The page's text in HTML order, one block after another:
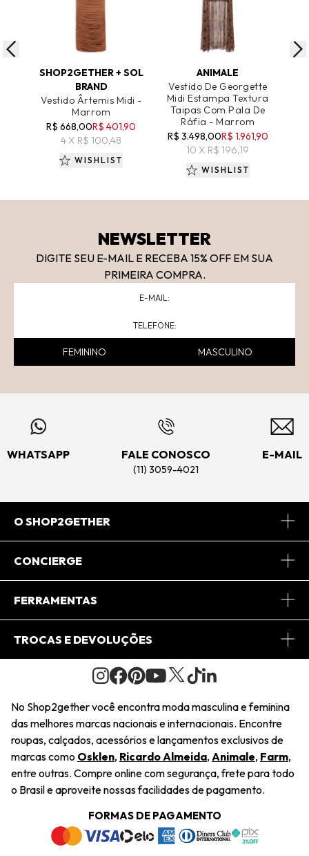
ADICIONAR AO CARRINHO
SHOP2GETHER + SOL
BRAND
Vestido Ârtemis Midi -
Marrom
R$ 668,00R$ 401,90
4 X R$ 100,48
WISHLIST
ADICIONAR AO CARRINHO
ANIMALE
Vestido De Georgette
Midi Estampa Textura
Taipas Com Pala De
Ráfia - Marrom
R$ 3.498,00R$ 1.961,90
10 X R$ 196,19
WISHLIST
NEWSLETTER
DIGITE SEU E-MAIL E RECEBA 15% OFF EM SUA
PRIMEIRA COMPRA.
FEMININO MASCULINO
WHATSAPP FALE CONOSCO
(11) 3059-4021
E-MAIL
O SHOP2GETHER
Sobre Nós
Journal
Saiu na Mídia
Sustentabilidade
Navegando
Termos e Condições
CONCIERGE
Central de Relacionamento
Regulamento e Promoções
FERRAMENTAS
Minha Conta
Pedido de Presente
Wishlist
TROCAS E DEVOLUÇÕES
Condições Gerais
Troca Fácil
Restituição de Pagamento
Dúvidas Frequentes
Termos e Condições
Política de Privacidade
No Shop2gether você encontra moda masculina e feminina
das melhores marcas nacionais e internacionais. Encontre
roupas, calçados, acessórios e lançamentos exclusivos de
marcas como Osklen, Ricardo Almeida, Animale, Farm,
entre outras. Compre online com segurança, frete para todo
o Brasil e aproveite nossas facilidades de pagamento.
FORMAS DE PAGAMENTO